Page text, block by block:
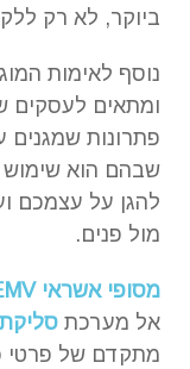
ביוקר, לא רק
ומתאים לעסקים
פתרונות שמגנים
שבהם הוא
להגן על עצמכם
מול פנים.
מסופי אשראי EMV
אל מערכת
מתקדם של פרטי